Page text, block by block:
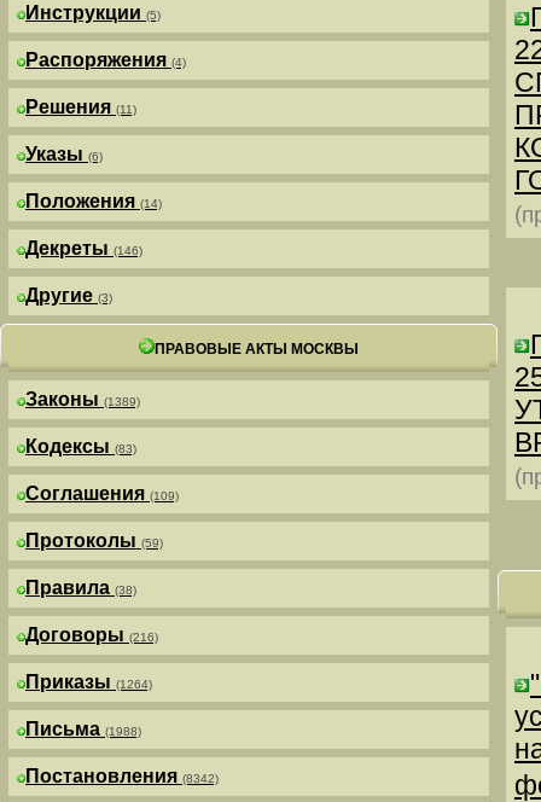
Инструкции (5)
Распоряжения (4)
Решения (11)
Указы (6)
Положения (14)
Декреты (146)
Другие (3)
ПРАВОВЫЕ АКТЫ МОСКВЫ
Законы (1389)
Кодексы (83)
Соглашения (109)
Протоколы (59)
Правила (38)
Договоры (216)
Приказы (1264)
Письма (1988)
Постановления (8342)